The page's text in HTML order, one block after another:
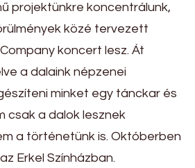
projektünkre koncentrálunk,
közé tervezett
koncert lesz. Át
a dalaink népzenei
minket egy tánckar és
csak a dalok lesznek
a történetünk is. Októberben
Erkel Színházban.